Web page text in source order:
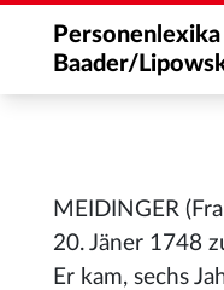
Personenlexika
Baader/
MEIDINGER
20. Jäner 1748
Er kam, sechs